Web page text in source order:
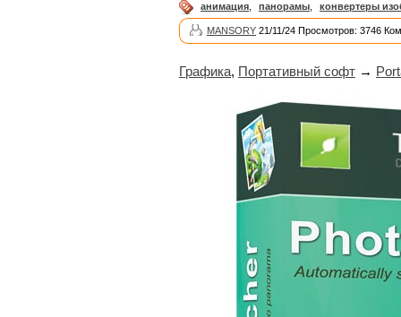
анимация панорамы конвертеры
MANSORY 21/11/24 Просмотров: 3746
Графика, Портативный софт →